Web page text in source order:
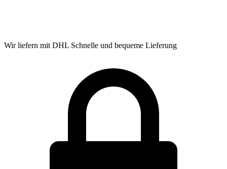
Wir liefern mit DHL Schnelle und bequeme Lieferung